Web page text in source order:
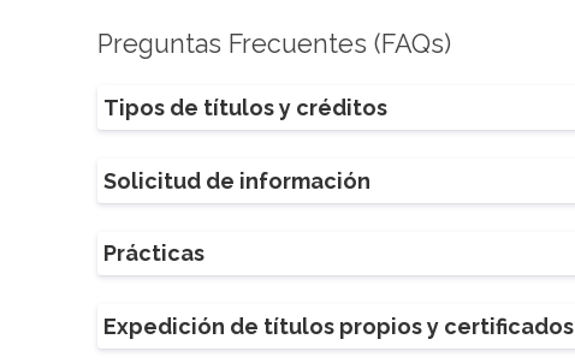
Preguntas Frecuentes (FAQs)
Tipos de títulos y créditos
Solicitud de información
Prácticas
Expedición de títulos propios y certificados